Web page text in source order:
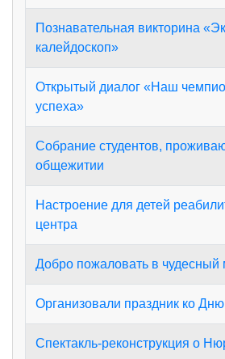
Познавательная викторина
калейдоскоп»
Открытый диалог «Наш
успеха»
Собрание студентов,
общежитии
Настроение для детей
центра
Добро пожаловать в чудесный
Организовали праздник ко
Спектакль-реконструкция о